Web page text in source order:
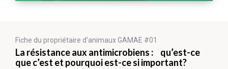
Fiche du propriétaire d’animaux GAMAE #01
La résistance aux antimicrobiens : qu’est-ce
que c’est et pourquoi est-ce si important?